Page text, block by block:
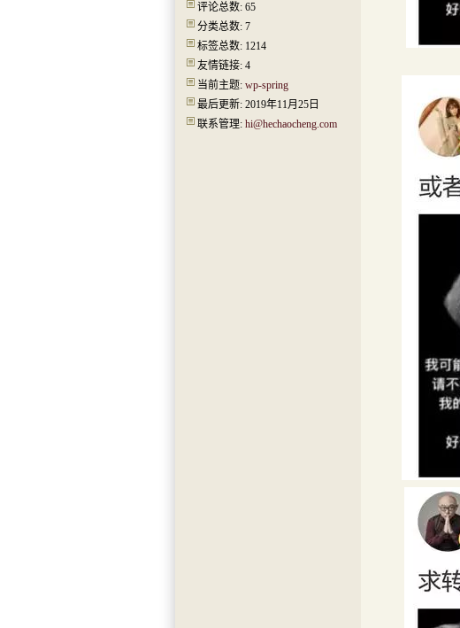
评论总数: 65
分类总数: 7
标签总数: 1214
友情链接: 4
当前主题: wp-spring
最后更新: 2019年11月25日
联系管理: hi@hechaocheng.com